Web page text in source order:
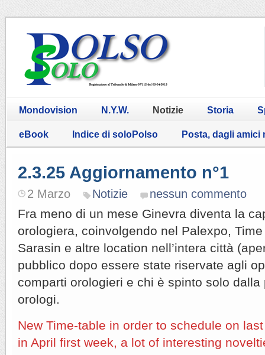
Mondovision N.Y.W. Notizie Storia
eBook Indice di soloPolso Posta, dagli amici
2.3.25 Aggiornamento n°1
2 Marzo Notizie nessun commento
Fra meno di un mese Ginevra diventa la
orologiera, coinvolgendo nel Palexpo,
Sarasin e altre location nell’intera città
pubblico dopo essere state riservate agli
comparti orologieri e chi è spinto solo dalla
orologi.
New Time-table in order to schedule on
in April first week, a lot of interesting